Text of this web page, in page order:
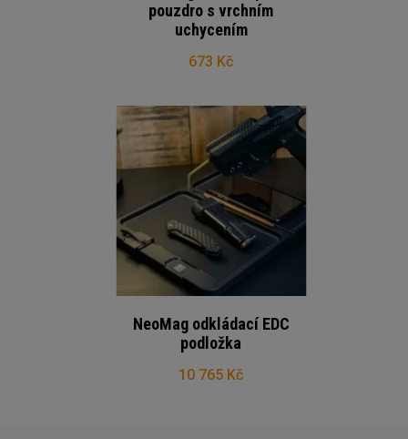
pouzdro s vrchním
uchycením
673 Kč
NeoMag odkládací EDC
podložka
10 765 Kč